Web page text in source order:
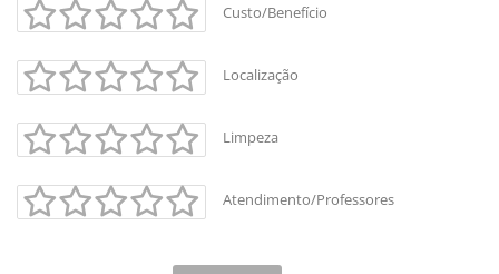
Custo/Benefício
Localização
Limpeza
Atendimento/Professores